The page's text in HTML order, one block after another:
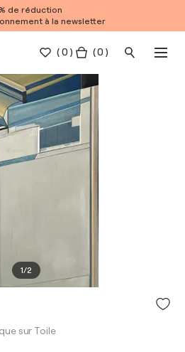
de réduction
à la newsletter
(0 ) ( 0 )
1/2
sur Toile